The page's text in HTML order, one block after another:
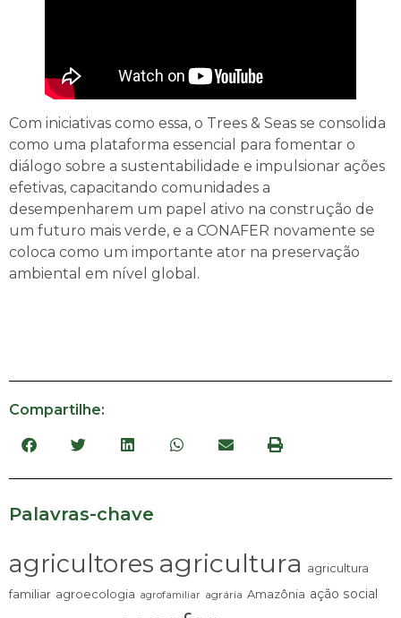
Com iniciativas como essa, o Trees & Seas se consolida
como uma plataforma essencial para fomentar o
diálogo sobre a sustentabilidade e impulsionar ações
efetivas, capacitando comunidades a
desempenharem um papel ativo na construção de
um futuro mais verde, e a CONAFER novamente se
coloca como um importante ator na preservação
ambiental em nível global.
Compartilhe:
Palavras-chave
agricultores agricultura agricultura
familiar agroecologia agrofamiliar agrária Amazônia ação social